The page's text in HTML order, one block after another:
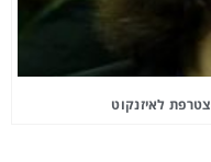
לאיזנקוט